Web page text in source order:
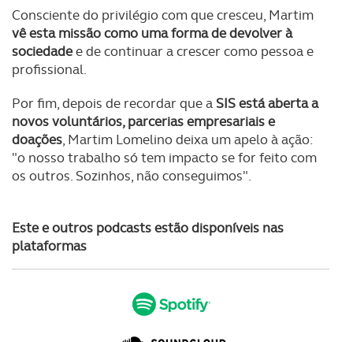
tecnologias similares pode ter impacto na sua
experiência de navegação no Website e nos serviços
disponibilizados.
Consciente do privilégio com que cresceu, Martim
vê esta missão como uma forma de devolver à
sociedadee de continuar a crescer como pessoa e
profissional.
Por fim, depois de recordar que a SIS está aberta a
novos voluntários, parcerias empresariais e
doações, Martim Lomelino deixa um apelo à ação:
"o nosso trabalho só tem impacto se for feito com
os outros. Sozinhos, não conseguimos".
Este e outros podcasts estão disponíveis nas
plataformas